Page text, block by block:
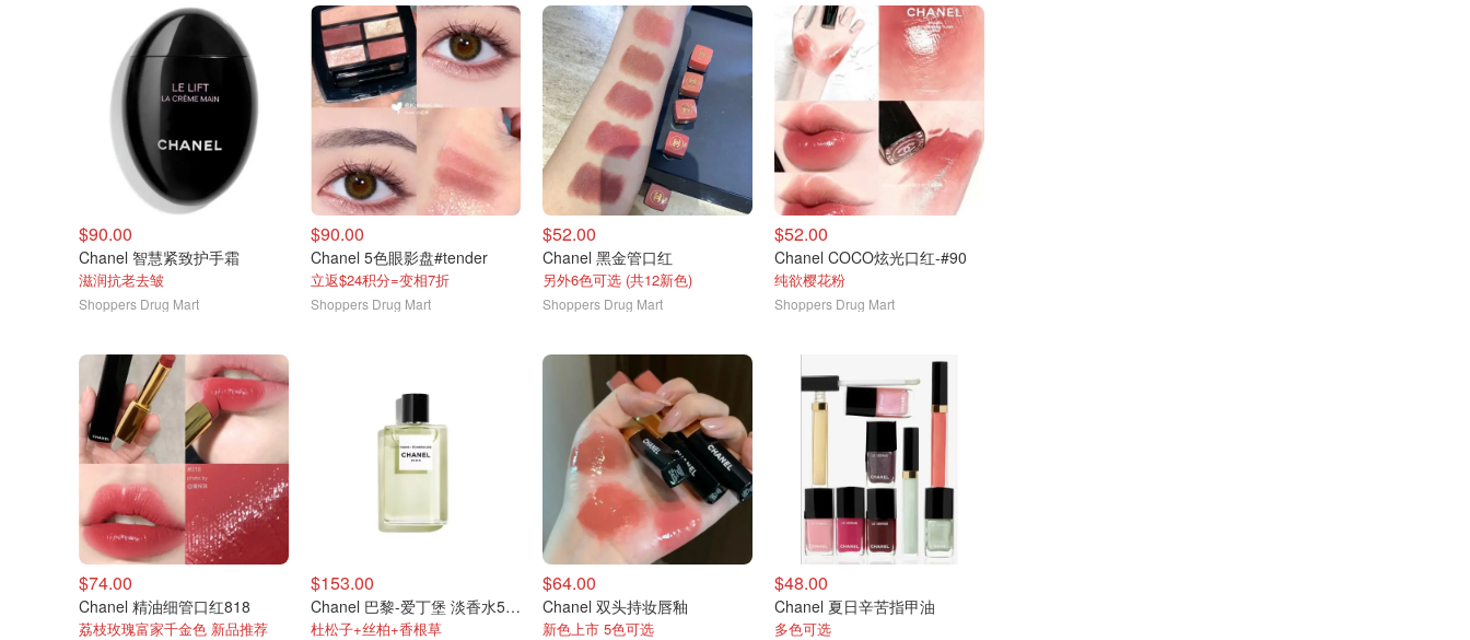
$90.00
Chanel 智慧紧致护手霜
滋润抗老去皱
Shoppers Drug Mart
$90.00
Chanel 5色眼影盘#tender
立返$24积分=变相7折
Shoppers Drug Mart
$52.00
Chanel 黑金管口红
另外6色可选 (共12新色)
Shoppers Drug Mart
$52.00
Chanel COCO炫光口红-#90
纯欲樱花粉
Shoppers Drug Mart
$74.00
Chanel 精油细管口红818
荔枝玫瑰富家千金色 新品推荐
$153.00
Chanel 巴黎-爱丁堡 淡香水50ml
杜松子+丝柏+香根草
$64.00
Chanel 双头持妆唇釉
新色上市 5色可选
$48.00
Chanel 夏日辛苦指甲油
多色可选